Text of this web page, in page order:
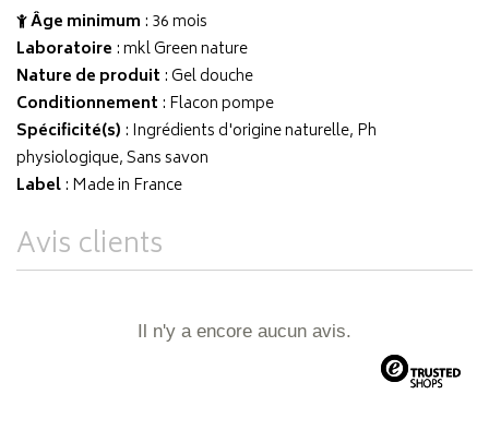
Âge minimum : 36 mois
Laboratoire :mkl Green nature
Nature de produit : Gel douche
Conditionnement : Flacon pompe
Spécificité(s) : Ingrédients d'origine naturelle, Ph
physiologique, Sans savon
Label: Made in France
Avis clients
Il n'y a encore aucun avis.